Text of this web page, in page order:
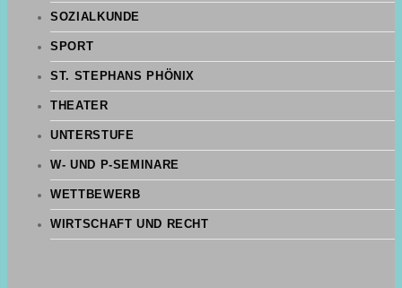
SOZIALKUNDE
SPORT
ST. STEPHANS PHÖNIX
THEATER
UNTERSTUFE
W- UND P-SEMINARE
WETTBEWERB
WIRTSCHAFT UND RECHT